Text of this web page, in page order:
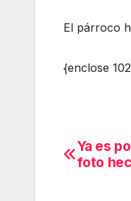
El párroco
{enclose
Ya es
foto